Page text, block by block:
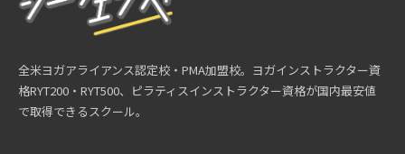
全米ヨガアライアンス認定校・PMA加盟校。ヨガインストラクター資
格RYT200・RYT500、ピラティスインストラクター資格が国内最安値
で取得できるスクール。